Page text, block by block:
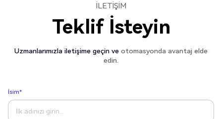
İLETIŞIM
Teklif İsteyin
Uzmanlarımızla iletişime geçin ve otomasyonda avantaj elde
edin.
İsim*